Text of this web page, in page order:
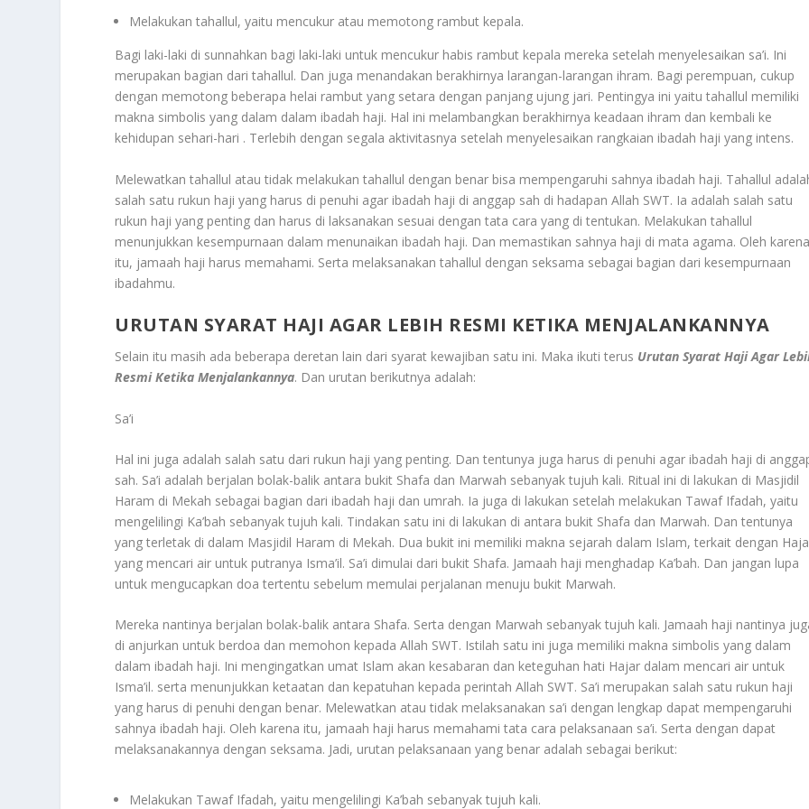
Melakukan tahallul, yaitu mencukur atau memotong rambut kepala.
Bagi laki-laki di sunnahkan bagi laki-laki untuk mencukur habis rambut kepala mereka setelah menyelesaikan sa’i. Ini
merupakan bagian dari tahallul. Dan juga menandakan berakhirnya larangan-larangan ihram. Bagi perempuan, cukup
dengan memotong beberapa helai rambut yang setara dengan panjang ujung jari. Pentingya ini yaitu tahallul memiliki
makna simbolis yang dalam dalam ibadah haji. Hal ini melambangkan berakhirnya keadaan ihram dan kembali ke
kehidupan sehari-hari . Terlebih dengan segala aktivitasnya setelah menyelesaikan rangkaian ibadah haji yang intens.
Melewatkan tahallul atau tidak melakukan tahallul dengan benar bisa mempengaruhi sahnya ibadah haji. Tahallul
salah satu rukun haji yang harus di penuhi agar ibadah haji di anggap sah di hadapan Allah SWT. Ia adalah salah satu
rukun haji yang penting dan harus di laksanakan sesuai dengan tata cara yang di tentukan. Melakukan tahallul
menunjukkan kesempurnaan dalam menunaikan ibadah haji. Dan memastikan sahnya haji di mata agama. Oleh karena
itu, jamaah haji harus memahami. Serta melaksanakan tahallul dengan seksama sebagai bagian dari kesempurnaan
ibadahmu.
URUTAN SYARAT HAJI AGAR LEBIH RESMI KETIKA MENJALANKANNYA
Selain itu masih ada beberapa deretan lain dari syarat kewajiban satu ini. Maka ikuti terus Urutan Syarat Haji Agar
Resmi Ketika Menjalankannya. Dan urutan berikutnya adalah:
Sa’i
Hal ini juga adalah salah satu dari rukun haji yang penting. Dan tentunya juga harus di penuhi agar ibadah haji di
sah. Sa’i adalah berjalan bolak-balik antara bukit Shafa dan Marwah sebanyak tujuh kali. Ritual ini di lakukan di Masjidil
Haram di Mekah sebagai bagian dari ibadah haji dan umrah. Ia juga di lakukan setelah melakukan Tawaf Ifadah, yaitu
mengelilingi Ka’bah sebanyak tujuh kali. Tindakan satu ini di lakukan di antara bukit Shafa dan Marwah. Dan tentunya
yang terletak di dalam Masjidil Haram di Mekah. Dua bukit ini memiliki makna sejarah dalam Islam, terkait dengan
yang mencari air untuk putranya Isma’il. Sa’i dimulai dari bukit Shafa. Jamaah haji menghadap Ka’bah. Dan jangan lupa
untuk mengucapkan doa tertentu sebelum memulai perjalanan menuju bukit Marwah.
Mereka nantinya berjalan bolak-balik antara Shafa. Serta dengan Marwah sebanyak tujuh kali. Jamaah haji nantinya
di anjurkan untuk berdoa dan memohon kepada Allah SWT. Istilah satu ini juga memiliki makna simbolis yang dalam
dalam ibadah haji. Ini mengingatkan umat Islam akan kesabaran dan keteguhan hati Hajar dalam mencari air untuk
Isma’il. serta menunjukkan ketaatan dan kepatuhan kepada perintah Allah SWT. Sa’i merupakan salah satu rukun haji
yang harus di penuhi dengan benar. Melewatkan atau tidak melaksanakan sa’i dengan lengkap dapat mempengaruhi
sahnya ibadah haji. Oleh karena itu, jamaah haji harus memahami tata cara pelaksanaan sa’i. Serta dengan dapat
melaksanakannya dengan seksama. Jadi, urutan pelaksanaan yang benar adalah sebagai berikut:
Melakukan Tawaf Ifadah, yaitu mengelilingi Ka’bah sebanyak tujuh kali.